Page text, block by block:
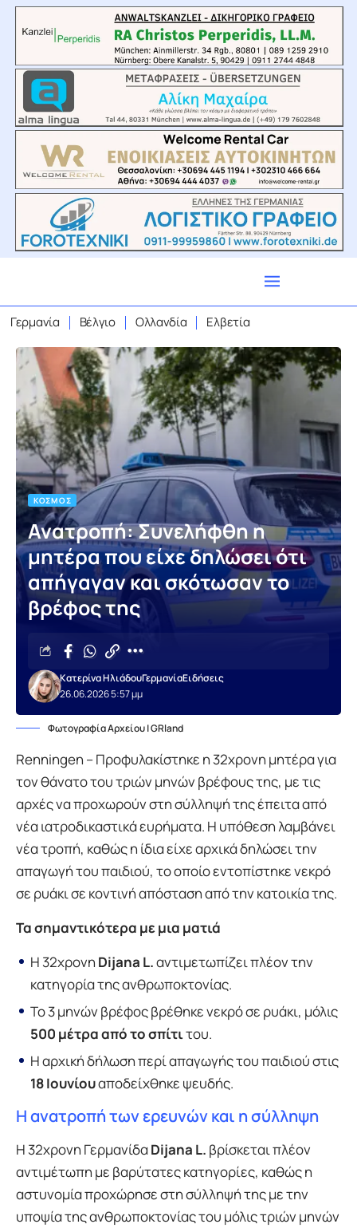
Γερμανία Βέλγιο Ολλανδία Ελβετία
ΚΌΣΜΟΣ
Ανατροπή: Συνελήφθη η
μητέρα που είχε δηλώσει ότι
απήγαγαν και σκότωσαν το
βρέφος της
26.06.2026 5:57 μμ
Κατερίνα ΗλιάδουΓερμανίαΕιδήσεις
Φωτογραφία Αρχείου | GRland
Renningen – Προφυλακίστηκε η 32χρονη μητέρα για
τον θάνατο του τριών μηνών βρέφους της, με τις
αρχές να προχωρούν στη σύλληψή της έπειτα από
νέα ιατροδικαστικά ευρήματα. Η υπόθεση λαμβάνει
νέα τροπή, καθώς η ίδια είχε αρχικά δηλώσει την
απαγωγή του παιδιού, το οποίο εντοπίστηκε νεκρό
σε ρυάκι σε κοντινή απόσταση από την κατοικία της.
Τα σημαντικότερα με μια ματιά
Η 32χρονη Dijana L.αντιμετωπίζει πλέον την
κατηγορία της ανθρωποκτονίας.
Το 3 μηνών βρέφος βρέθηκε νεκρό σε ρυάκι, μόλις
500 μέτρα από το σπίτιτου.
Η αρχική δήλωση περί απαγωγής του παιδιού στις
18 Ιουνίουαποδείχθηκε ψευδής.
Η ανατροπή των ερευνών και η σύλληψη
Η 32χρονη ΓερμανίδαDijana L. βρίσκεται πλέον
αντιμέτωπη με βαρύτατες κατηγορίες, καθώς η
αστυνομία προχώρησε στη σύλληψή της με την
υποψία της ανθρωποκτονίας του μόλις τριών μηνών